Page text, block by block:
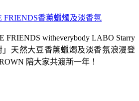
FRIENDS witheverybody LABO Starry
」天然大豆香薰蠟燭及淡香氛浪漫登
陪大家共渡新一年！